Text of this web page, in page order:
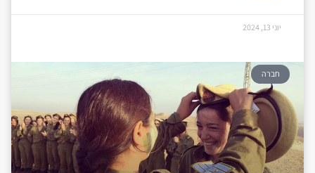
יוני 13, 2024
חברה